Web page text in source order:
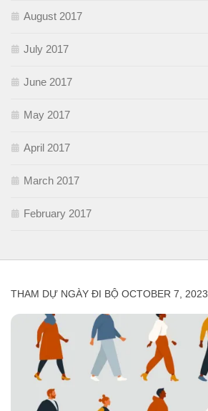
August 2017
July 2017
June 2017
May 2017
April 2017
March 2017
February 2017
THAM DỰ NGÀY ĐI BỘ OCTOBER 7, 2023